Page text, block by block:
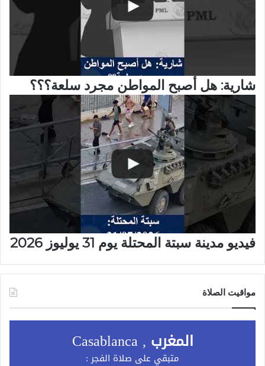
شارية: هل أصبح المواطن مجرد سلعة؟؟؟
فيديو مدينة سبتة المحتلة يوم 31 يوليوز 2026
مواقيت الصلاة